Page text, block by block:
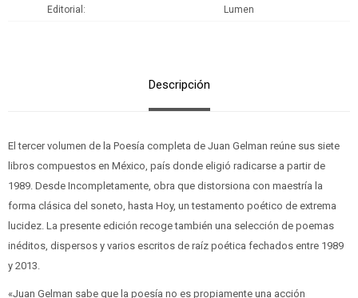
Editorial Lumen
Descripción
El tercer volumen de la Poesía completa de Juan Gelman reúne sus siete
libros compuestos en México, país donde eligió radicarse a partir de
1989. Desde Incompletamente, obra que distorsiona con maestría la
forma clásica del soneto, hasta Hoy, un testamento poético de extrema
lucidez. La presente edición recoge también una selección de poemas
inéditos, dispersos y varios escritos de raíz poética fechados entre 1989
y 2013.
«Juan Gelman sabe que la poesía no es propiamente una acción